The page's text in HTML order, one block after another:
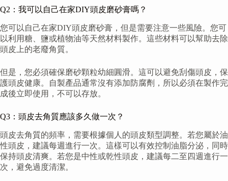
Q2：我可以自己在家DIY頭皮磨砂膏嗎？
您可以自己在家DIY頭皮磨砂膏，但是需要注意一些風險。您可
以利用糖、鹽或植物油等天然材料製作。這些材料可以幫助去除
頭皮上的老廢角質。
但是，您必須確保磨砂顆粒幼細圓滑。這可以避免刮傷頭皮，保
護頭皮健康。自製產品通常沒有添加防腐劑，所以必須在製作完
成後立即使用，不可以存放。
Q3：頭皮去角質應該多久做一次？
頭皮去角質的頻率，需要根據個人的頭皮類型調整。若您屬於油
性頭皮，建議每週進行一次。這樣可以有效控制油脂分泌，同時
保持頭皮清爽。若您是中性或乾性頭皮，建議每二至四週進行一
次，避免過度清潔。